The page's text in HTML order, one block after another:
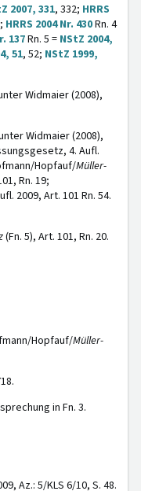
2007, 331, 332; HRRS
; HRRS 2004 Nr. 430Rn. 4
137Rn. 5 = NStZ 2004,
51, 52; NStZ 1999,
Widmaier (2008),
Widmaier (2008),
4. Aufl.
Hopfauf/Müller-
Rn. 19;
2009, Art. 101 Rn. 54.
(Fn. 5), Art. 101, Rn. 20.
Hopfauf/Müller-
in Fn. 3.
Az.: 5/KLS 6/10, S. 48.